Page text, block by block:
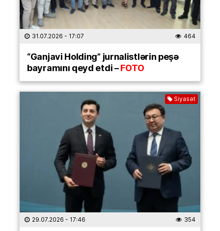
31.07.2026 - 17:07 464
“Ganjavi Holding” jurnalistlərin peşə
bayramını qeyd etdi –FOTO
Siyasət
29.07.2026 - 17:46 354